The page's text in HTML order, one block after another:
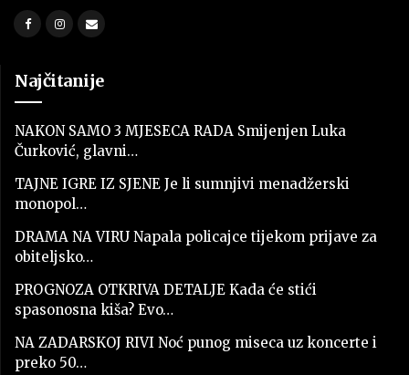
Najčitanije
NAKON SAMO 3 MJESECA RADA Smijenjen Luka
Čurković, glavni…
TAJNE IGRE IZ SJENE Je li sumnjivi menadžerski
monopol…
DRAMA NA VIRU Napala policajce tijekom prijave za
obiteljsko…
PROGNOZA OTKRIVA DETALJE Kada će stići
spasonosna kiša? Evo…
NA ZADARSKOJ RIVI Noć punog miseca uz koncerte i
preko 50…